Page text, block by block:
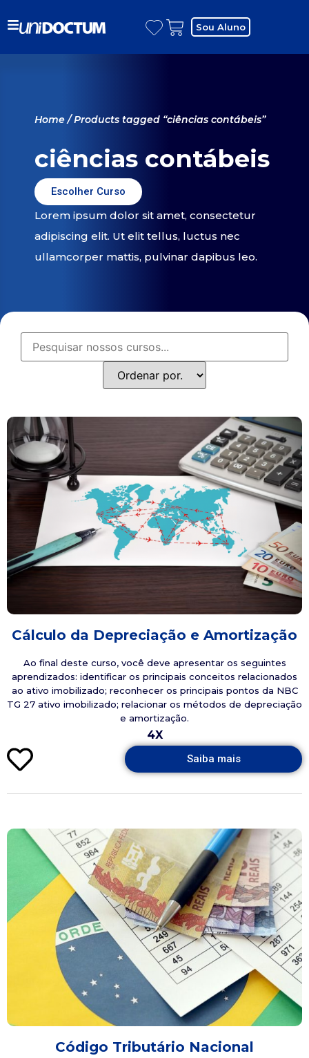
Sou Aluno
Home/ Products tagged “ciências contábeis”
ciências contábeis
Escolher Curso
Lorem ipsum dolor sit amet, consectetur
adipiscing elit. Ut elit tellus, luctus nec
ullamcorper mattis, pulvinar dapibus leo.
Cálculo da Depreciação e Amortização
Ao final deste curso, você deve apresentar os seguintes
aprendizados: identificar os principais conceitos relacionados
ao ativo imobilizado; reconhecer os principais pontos da NBC
TG 27 ativo imobilizado; relacionar os métodos de depreciação
e amortização.
4X
Saiba mais
Código Tributário Nacional